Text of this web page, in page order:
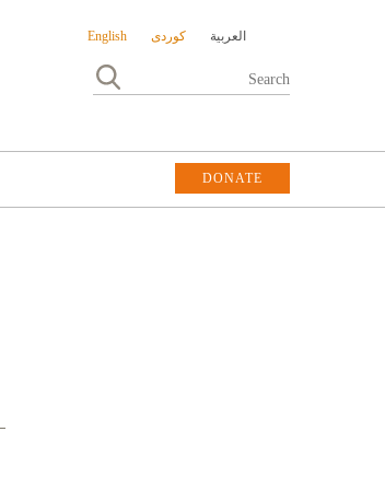
English کوردی العربية
DONATE
DONATE